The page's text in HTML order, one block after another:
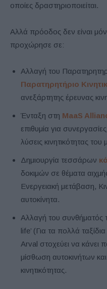
οποίες δραστηριοποιείται.
Αλλά πρόοδος δεν είναι
προχώρησε σε:
Αλλαγή του
Παρατηρητήριο
ανεξάρτητης έρευνας
Ένταξη στη MaaS
επιθυμία για
λύσεις κινητικότητας του
Δημιουργία τεσσάρων
δοκιμών σε θέματα
Ενεργειακή μετάβαση,
αυτοκίνητα.
Αλλαγή του συνθήματός
life’ (Για τα πολλά
Arval στοχεύει να κάνει
μίσθωση αυτοκινήτων
κινητικότητας.